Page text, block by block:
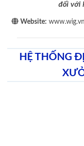
đối với
Website: www.wig.vn
HỆ THỐNG